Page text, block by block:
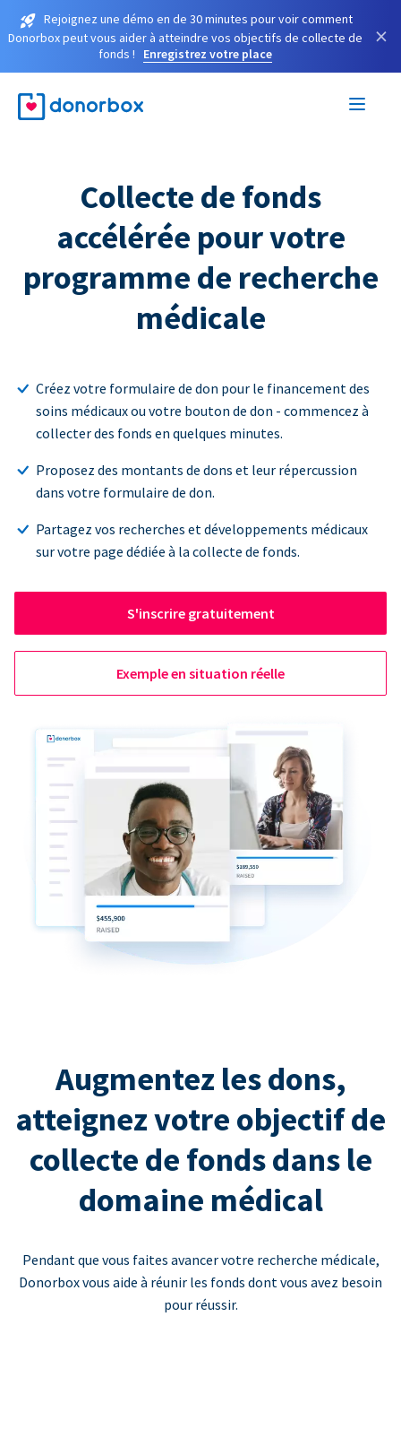
Rejoignez une démo en de 30 minutes pour voir comment
Donorbox peut vous aider à atteindre vos objectifs de collecte de
fonds !
Enregistrez votre place
×
Collecte de fonds
accélérée pour votre
programme de recherche
médicale
Créez votre formulaire de don pour le financement des
soins médicaux ou votre bouton de don - commencez à
collecter des fonds en quelques minutes.
Proposez des montants de dons et leur répercussion
dans votre formulaire de don.
Partagez vos recherches et développements médicaux
sur votre page dédiée à la collecte de fonds.
S'inscrire gratuitement
Exemple en situation réelle
Augmentez les dons,
atteignez votre objectif de
collecte de fonds dans le
domaine médical
Pendant que vous faites avancer votre recherche médicale,
Donorbox vous aide à réunir les fonds dont vous avez besoin
pour réussir.